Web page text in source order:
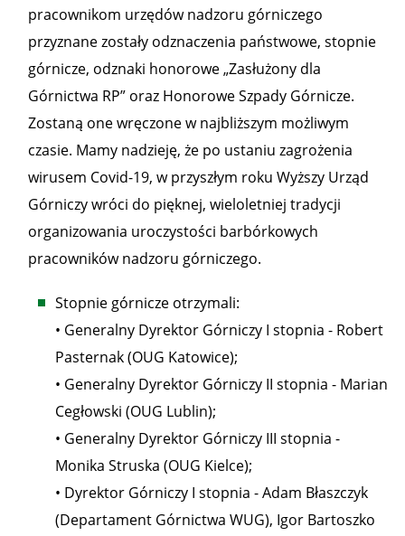
pracownikom urzędów nadzoru górniczego
przyznane zostały odznaczenia państwowe, stopnie
górnicze, odznaki honorowe „Zasłużony dla
Górnictwa RP” oraz Honorowe Szpady Górnicze.
Zostaną one wręczone w najbliższym możliwym
czasie. Mamy nadzieję, że po ustaniu zagrożenia
wirusem Covid-19, w przyszłym roku Wyższy Urząd
Górniczy wróci do pięknej, wieloletniej tradycji
organizowania uroczystości barbórkowych
pracowników nadzoru górniczego.
Stopnie górnicze otrzymali:
• Generalny Dyrektor Górniczy I stopnia - Robert
Pasternak (OUG Katowice);
• Generalny Dyrektor Górniczy II stopnia - Marian
Cegłowski (OUG Lublin);
• Generalny Dyrektor Górniczy III stopnia -
Monika Struska (OUG Kielce);
• Dyrektor Górniczy I stopnia - Adam Błaszczyk
(Departament Górnictwa WUG), Igor Bartoszko